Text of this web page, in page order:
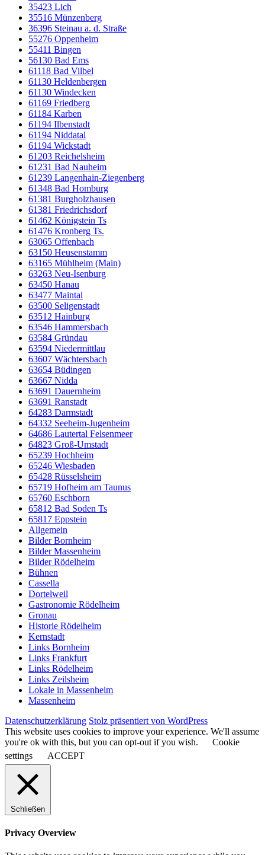
35423 Lich
35516 Münzenberg
36396 Steinau a. d. Straße
55276 Oppenheim
55411 Bingen
56130 Bad Ems
61118 Bad Vilbel
61130 Heldenbergen
61130 Windecken
61169 Friedberg
61184 Karben
61194 Ilbenstadt
61194 Niddatal
61194 Wickstadt
61203 Reichelsheim
61231 Bad Nauheim
61239 Langenhain-Ziegenberg
61348 Bad Homburg
61381 Burgholzhausen
61381 Friedrichsdorf
61462 Königstein Ts
61476 Kronberg Ts.
63065 Offenbach
63150 Heusenstamm
63165 Mühlheim (Main)
63263 Neu-Isenburg
63450 Hanau
63477 Maintal
63500 Seligenstadt
63512 Hainburg
63546 Hammersbach
63584 Gründau
63594 Niedermittlau
63607 Wächtersbach
63654 Büdingen
63667 Nidda
63691 Dauernheim
63691 Ranstadt
64283 Darmstadt
64332 Seeheim-Jugenheim
64686 Lautertal Felsenmeer
64823 Groß-Umstadt
65239 Hochheim
65246 Wiesbaden
65428 Rüsselsheim
65719 Hofheim am Taunus
65760 Eschborn
65812 Bad Soden Ts
65817 Eppstein
Allgemein
Bilder Bornheim
Bilder Massenheim
Bilder Rödelheim
Bühnen
Cassella
Dortelweil
Gastronomie Rödelheim
Gronau
Historie Rödelheim
Kernstadt
Links Bornheim
Links Frankfurt
Links Rödelheim
Links Zeilsheim
Lokale in Massenheim
Massenheim
Datenschutzerklärung Stolz präsentiert von WordPress
This website uses cookies to improve your experience. We'll assume
you're ok with this, but you can opt-out if you wish.
Cookie
settings
ACCEPT
Schließen
Privacy Overview